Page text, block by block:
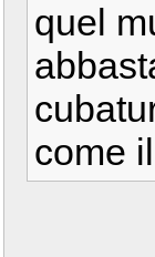
quel
come